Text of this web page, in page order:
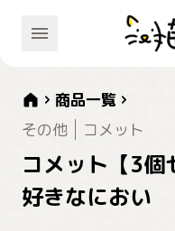
商品一覧
その他
コメット
コメット【3個
好きなにおい